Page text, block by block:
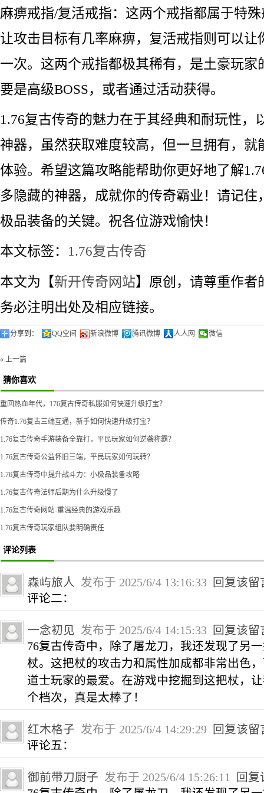
麻痹戒指/复活戒指：这两个戒指都属于特
让攻击目标有几率麻痹，复活戒指则可以让
一次。这两个戒指都极其稀有，是土豪玩家
要是高级BOSS，或者通过活动获得。
1.76复古传奇的魅力在于其经典和耐玩性，
神器，虽然获取难度较高，但一旦拥有，就
体验。希望这篇攻略能帮助你更好地了解
多隐藏的神器，成就你的传奇霸业！请记住
极品装备的关键。祝各位游戏愉快！
本文标签： 1.76复古传奇
本文为【新开传奇网站】原创，请尊重作者
务必注明出处及相应链接。
分享到： QQ空间 新浪微博 腾讯微博 人人网 微信
« 上一篇
猜你喜欢
重回热血年代，176复古传奇私服如何快速升级打宝？
传奇1.76复古三端互通，新手如何快速升级打宝？
1.76复古传奇手游装备全靠打，平民玩家如何逆袭称霸？
1.76复古传奇公益怀旧三端，平民玩家如何玩转？
1.76复古传奇中提升战斗力：小极品装备攻略
1.76复古传奇法师后期为什么升级慢了
1.76复古传奇网站-重温经典的游戏乐趣
1.76复古传奇玩家组队要明确责任
评论列表
森屿旅人 发布于 2025/6/4 13:16:33
回复该留
评论二：
一念初见 发布于 2025/6/4 14:15:33
回复该留
76复古传奇中，除了屠龙刀，我还发现了另
杖。这把杖的攻击力和属性加成都非常出色
道士玩家的最爱。在游戏中挖掘到这把杖，
个档次，真是太棒了！
红木格子 发布于 2025/6/4 14:29:29
回复该留
评论五：
御前带刀厨子 发布于 2025/6/4 15:26:11
回复